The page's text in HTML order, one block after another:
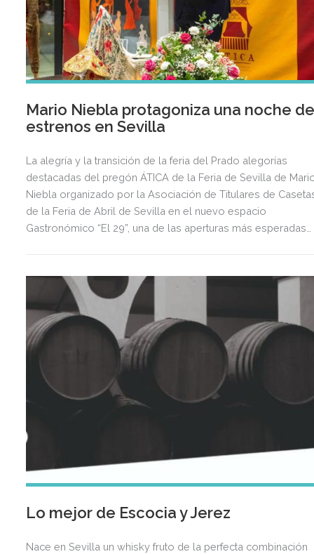
Mario Niebla protagoniza una noche
estrenos en Sevilla
La alegría y la transición de la feria del Prado alegorías
destacadas del pregón ÁTICA de la Feria de Sevilla de
Niebla organizado por la Asociación de Titulares de
de la Feria de Abril de Sevilla en el nuevo espacio
Gastronómico “El 29”, una de las aperturas más esperadas
Lo mejor de Escocia y Jerez
Nace en Sevilla un whisky fruto de la perfecta combinación